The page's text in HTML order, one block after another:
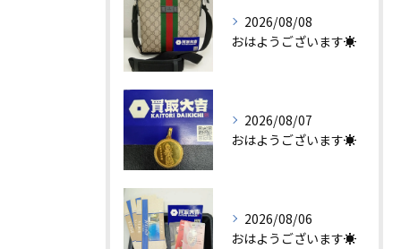
2026/08/08
おはようございます☀
2026/08/07
おはようございます☀
2026/08/06
おはようございます☀